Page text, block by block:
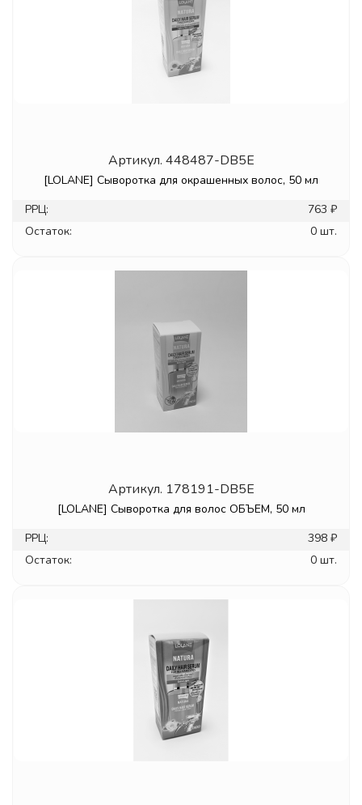
Артикул. 448487-DB5E
[LOLANE] Сыворотка для окрашенных волос, 50 мл
РРЦ:
763 ₽
Остаток:
0 шт.
Артикул. 178191-DB5E
[LOLANE] Сыворотка для волос ОБЪЕМ, 50 мл
РРЦ:
398 ₽
Остаток:
0 шт.